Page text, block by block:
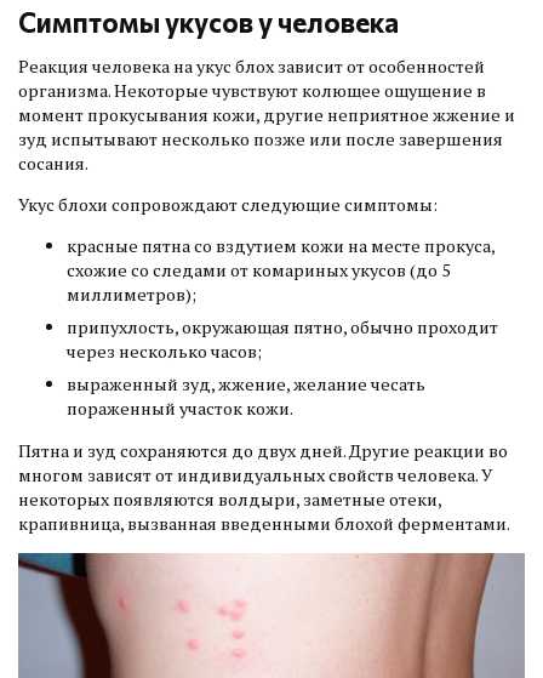
Симптомы укусов у человека
Реакция человека на укус блох зависит от особенностей
организма. Некоторые чувствуют колющее ощущение в
момент прокусывания кожи, другие неприятное жжение и
зуд испытывают несколько позже или после завершения
сосания.
Укус блохи сопровождают следующие симптомы:
красные пятна со вздутием кожи на месте прокуса,
схожие со следами от комариных укусов (до 5
миллиметров);
припухлость, окружающая пятно, обычно проходит
через несколько часов;
выраженный зуд, жжение, желание чесать
пораженный участок кожи.
Пятна и зуд сохраняются до двух дней. Другие реакции во
многом зависят от индивидуальных свойств человека. У
некоторых появляются волдыри, заметные отеки,
крапивница, вызванная введенными блохой ферментами.